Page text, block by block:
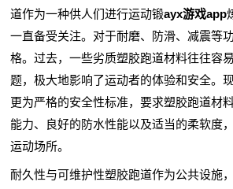
道作为一种供人们进行运动锻ayx游戏app
一直备受关注。对于耐磨、防滑、减震等
格。过去，一些劣质塑胶跑道材料往往容
题，极大地影响了运动者的体验和安全。
更为严格的安全性标准，要求塑胶跑道材
能力、良好的防水性能以及适当的柔软度
运动场所。
耐久性与可维护性塑胶跑道作为公共设施